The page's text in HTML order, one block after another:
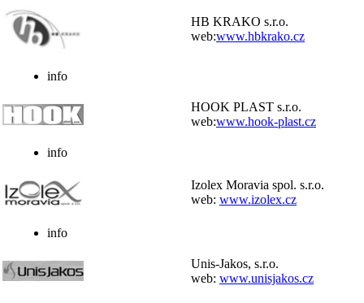
HB KRAKO s.r.o.
web:www.hbkrako.cz
info
HOOK PLAST s.r.o.
web:www.hook-plast.cz
info
Izolex Moravia spol. s.r.o.
web: www.izolex.cz
info
Unis-Jakos, s.r.o.
web: www.unisjakos.cz